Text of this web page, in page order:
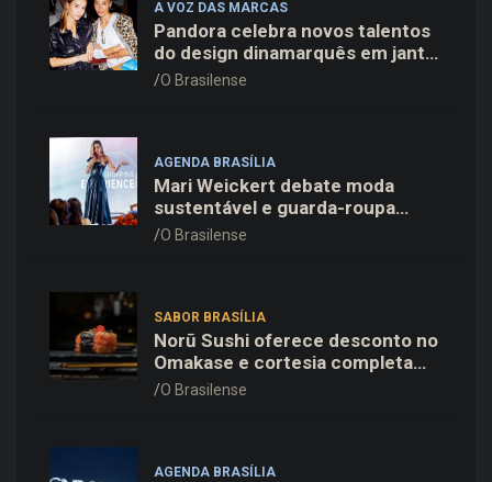
A VOZ DAS MARCAS
Pandora celebra novos talentos
do design dinamarquês em jantar
exclusivo no restaurante Daphne
O Brasilense
AGENDA BRASÍLIA
Mari Weickert debate moda
sustentável e guarda-roupa
inteligente no ParkShopping
O Brasilense
SABOR BRASÍLIA
Norū Sushi oferece desconto no
Omakase e cortesia completa
para os pais neste domingo
O Brasilense
AGENDA BRASÍLIA